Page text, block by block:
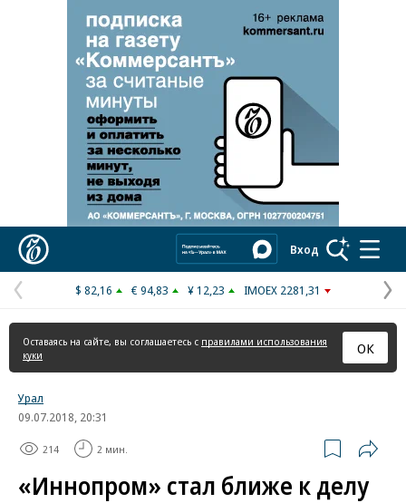
Реклама в «Ъ» www.kommersant.ru/ad
Вход
Предыдущая
страница
$ 82,16 € 94,83 ¥ 12,23 IMOEX 2281,31
Оставаясь на сайте, вы соглашаетесь с правилами использования
куки
ОК
Урал
09.07.2018, 20:31
214 2 мин.
«Иннопром» стал ближе к делу